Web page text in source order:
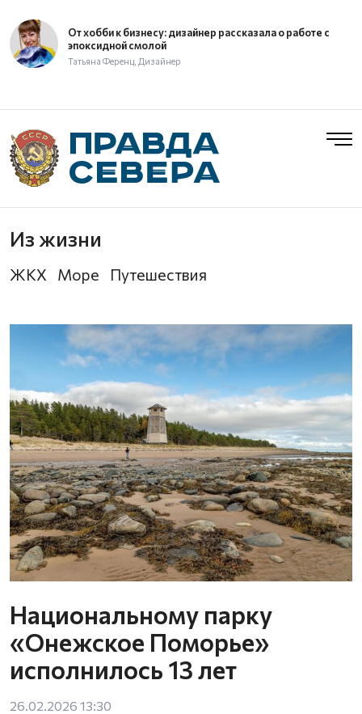
От хобби к бизнесу: дизайнер рассказала о работе с
эпоксидной смолой
Татьяна Ференц, Дизайнер
Из жизни
ЖКХ Море Путешествия
Национальному парку
«Онежское Поморье»
исполнилось 13 лет
26.02.2026 13:30